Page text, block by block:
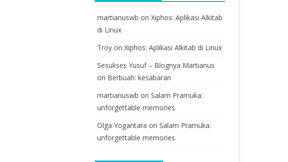
martianuswb on Xiphos: Aplikasi Alkitab
di Linux
Troyon Xiphos: Aplikasi Alkitab di Linux
Sesukses Yusuf – Blognya Martianus
on Berbuah: kesabaran
martianuswb on Salam Pramuka:
unforgettable memories
Olga Yogantara on Salam Pramuka:
unforgettable memories